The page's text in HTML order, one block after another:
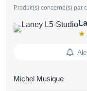
Produit(s) concerné(s) par
Michel Musique